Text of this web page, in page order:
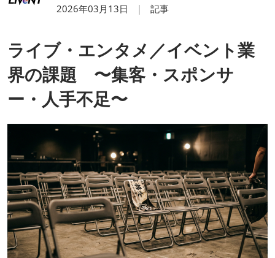
2026年03月13日 記事
ライブ・エンタメ／イベント業
界の課題 〜集客・スポンサ
ー・人手不足〜